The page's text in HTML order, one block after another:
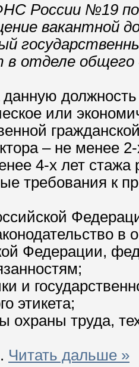
России №19
вакантной
в отделе
данную
или
– не менее
4-х лет стажа
требования к
в
Федерации,
и
этикета;
охраны труда,
Читать дальше »